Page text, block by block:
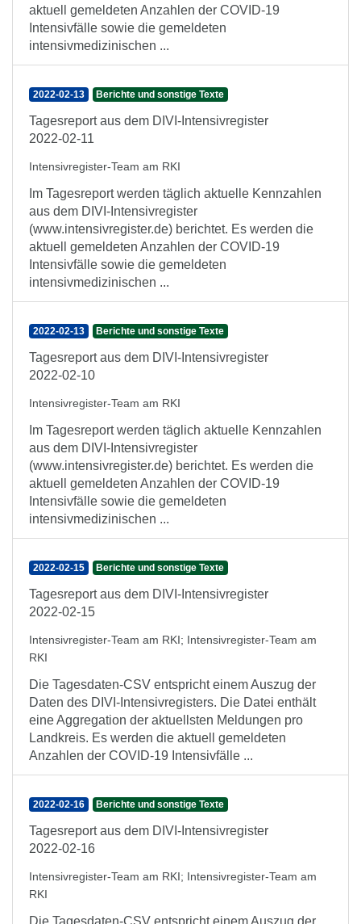
aktuell gemeldeten Anzahlen der COVID-19
Intensivfälle sowie die gemeldeten
intensivmedizinischen ...
2022-02-13 Berichte und sonstige Texte
Tagesreport aus dem DIVI-Intensivregister
2022-02-11
Intensivregister-Team am RKI
Im Tagesreport werden täglich aktuelle Kennzahlen
aus dem DIVI-Intensivregister
(www.intensivregister.de) berichtet. Es werden die
aktuell gemeldeten Anzahlen der COVID-19
Intensivfälle sowie die gemeldeten
intensivmedizinischen ...
2022-02-13 Berichte und sonstige Texte
Tagesreport aus dem DIVI-Intensivregister
2022-02-10
Intensivregister-Team am RKI
Im Tagesreport werden täglich aktuelle Kennzahlen
aus dem DIVI-Intensivregister
(www.intensivregister.de) berichtet. Es werden die
aktuell gemeldeten Anzahlen der COVID-19
Intensivfälle sowie die gemeldeten
intensivmedizinischen ...
2022-02-15 Berichte und sonstige Texte
Tagesreport aus dem DIVI-Intensivregister
2022-02-15
Intensivregister-Team am RKI; Intensivregister-Team am
RKI
Die Tagesdaten-CSV entspricht einem Auszug der
Daten des DIVI-Intensivregisters. Die Datei enthält
eine Aggregation der aktuellsten Meldungen pro
Landkreis. Es werden die aktuell gemeldeten
Anzahlen der COVID-19 Intensivfälle ...
2022-02-16 Berichte und sonstige Texte
Tagesreport aus dem DIVI-Intensivregister
2022-02-16
Intensivregister-Team am RKI; Intensivregister-Team am
RKI
Die Tagesdaten-CSV entspricht einem Auszug der